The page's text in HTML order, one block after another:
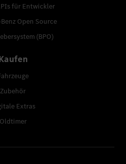
für Entwickler
Open Source
(BPO)
Zubehör
Extras
Oldtimer